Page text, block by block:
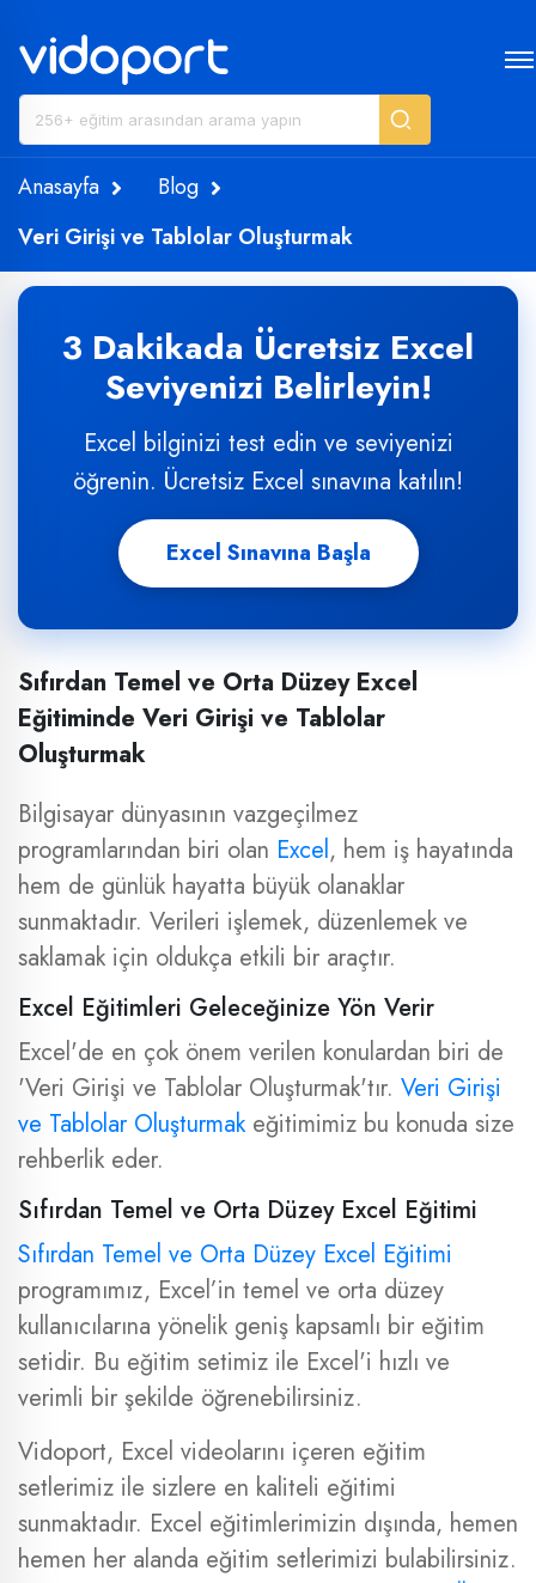
Anasayfa
Blog
Veri Girişi ve Tablolar Oluşturmak
3 Dakikada Ücretsiz Excel
Seviyenizi Belirleyin!
Excel bilginizi test edin ve seviyenizi
öğrenin. Ücretsiz Excel sınavına katılın!
Excel Sınavına Başla
Sıfırdan Temel ve Orta Düzey Excel
Eğitiminde Veri Girişi ve Tablolar
Oluşturmak
Bilgisayar dünyasının vazgeçilmez
programlarından biri olan Excel, hem iş hayatında
hem de günlük hayatta büyük olanaklar
sunmaktadır. Verileri işlemek, düzenlemek ve
saklamak için oldukça etkili bir araçtır.
Excel Eğitimleri Geleceğinize Yön Verir
Excel'de en çok önem verilen konulardan biri de
'Veri Girişi ve Tablolar Oluşturmak'tır. Veri Girişi
ve Tablolar Oluşturmakeğitimimiz bu konuda size
rehberlik eder.
Sıfırdan Temel ve Orta Düzey Excel Eğitimi
Sıfırdan Temel ve Orta Düzey Excel Eğitimi
programımız, Excel’in temel ve orta düzey
kullanıcılarına yönelik geniş kapsamlı bir eğitim
setidir. Bu eğitim setimiz ile Excel'i hızlı ve
verimli bir şekilde öğrenebilirsiniz.
Vidoport, Excel videolarını içeren eğitim
setlerimiz ile sizlere en kaliteli eğitimi
sunmaktadır. Excel eğitimlerimizin dışında, hemen
hemen her alanda eğitim setlerimizi bulabilirsiniz.